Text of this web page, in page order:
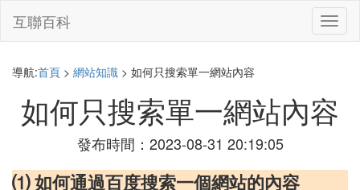
切
換
互聯百科
導航:首頁 > 網站知識 > 如何只搜索單一網站內容
如何只搜索單一網站內容
發布時間：2023-08-31 20:19:05
⑴ 如何通過百度搜索一個網站的內容